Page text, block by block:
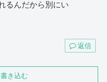
るんだから別にい
返信
き込む